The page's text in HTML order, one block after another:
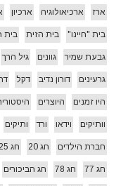
ארז ארכיאולוגיה ארכיון
בית "חיינו" בית הזית בית
גבעת שמיר גוונים גיל הרך
גרעינים דורון נדיב דקל
היו זמנים היוצרים
וותיקים וידאו ורד ותיקים
חברת הילדים חג 20 חג 25
חג 77 חג 78 חג הביכורים